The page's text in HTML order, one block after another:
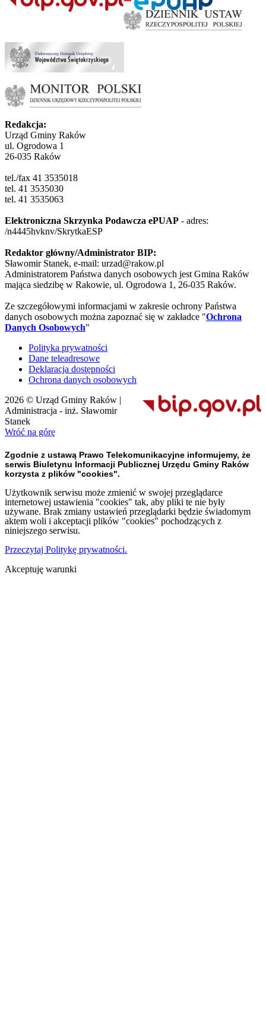
Redakcja:
Urząd Gminy Raków
ul. Ogrodowa 1
26-035 Raków
tel./fax 41 3535018
tel. 41 3535030
tel. 41 3535063
Elektroniczna Skrzynka Podawcza ePUAP - adres:
/n4445hvknv/SkrytkaESP
Redaktor główny/Administrator BIP:
Sławomir Stanek, e-mail: urzad@rakow.pl
Administratorem Państwa danych osobowych jest Gmina Raków
mająca siedzibę w Rakowie, ul. Ogrodowa 1, 26-035 Raków.
Ze szczegółowymi informacjami w zakresie ochrony Państwa
danych osobowych można zapoznać się w zakładce "Ochrona
Danych Osobowych"
Polityka prywatności
Dane teleadresowe
Deklaracja dostępności
Ochrona danych osobowych
2026 © Urząd Gminy Raków |
Administracja - inż. Sławomir
Stanek
Wróć na górę
Zgodnie z ustawą Prawo Telekomunikacyjne informujemy, że
serwis Biuletynu Informacji Publicznej Urzędu Gminy Raków
korzysta z plików "cookies".
Użytkownik serwisu może zmienić w swojej przeglądarce
internetowej ustawienia "cookies" tak, aby pliki te nie były
używane. Brak zmiany ustawień przeglądarki będzie świadomym
aktem woli i akceptacji plików "cookies" pochodzących z
niniejszego serwisu.
Przeczytaj Politykę prywatności.
Akceptuję warunki